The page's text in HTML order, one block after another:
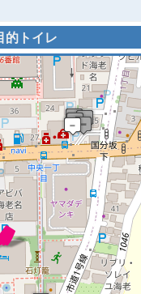
的トイレ
示中です ※